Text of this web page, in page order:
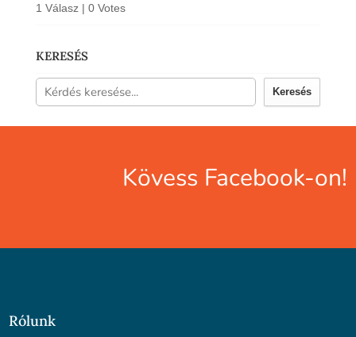
1 Válasz | 0 Votes
KERESÉS
Keresés
Kövess Facebook-on!
Rólunk